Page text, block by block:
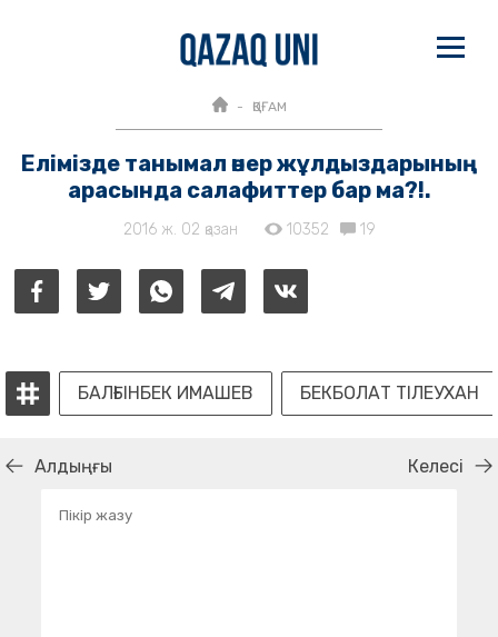
ҚОҒАМ
Елімізде танымал өнер жұлдыздарының
арасында салафиттер бар ма?!.
2016 ж. 02 қазан 10352 19
БАЛҒЫНБЕК ИМАШЕВ БЕКБОЛАТ ТІЛЕУХАН
Алдыңғы Келесі